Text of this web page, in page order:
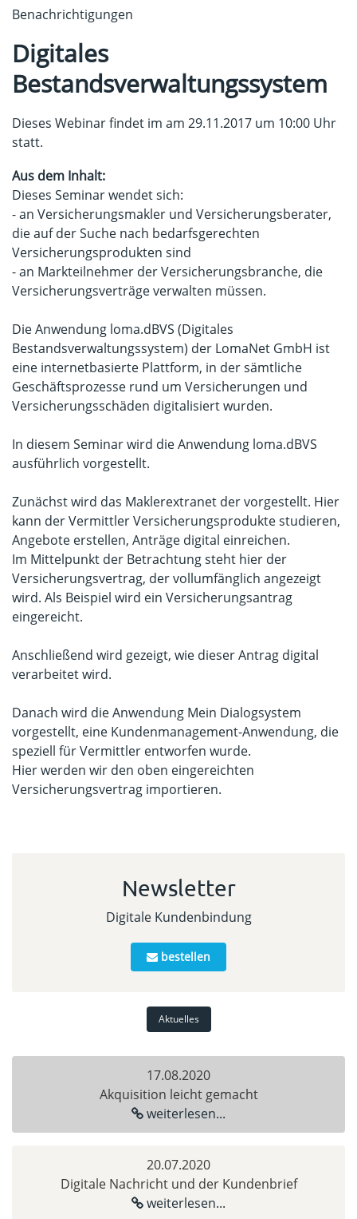
Benachrichtigungen
Digitales
Bestandsverwaltungssystem
Dieses Webinar findet im am 29.11.2017 um 10:00 Uhr
statt.
Aus dem Inhalt:
Dieses Seminar wendet sich:
- an Versicherungsmakler und Versicherungsberater,
die auf der Suche nach bedarfsgerechten
Versicherungsprodukten sind
- an Markteilnehmer der Versicherungsbranche, die
Versicherungsverträge verwalten müssen.
Die Anwendung loma.dBVS (Digitales
Bestandsverwaltungssystem) der LomaNet GmbH ist
eine internetbasierte Plattform, in der sämtliche
Geschäftsprozesse rund um Versicherungen und
Versicherungsschäden digitalisiert wurden.
In diesem Seminar wird die Anwendung loma.dBVS
ausführlich vorgestellt.
Zunächst wird das Maklerextranet der vorgestellt. Hier
kann der Vermittler Versicherungsprodukte studieren,
Angebote erstellen, Anträge digital einreichen.
Im Mittelpunkt der Betrachtung steht hier der
Versicherungsvertrag, der vollumfänglich angezeigt
wird. Als Beispiel wird ein Versicherungsantrag
eingereicht.
Anschließend wird gezeigt, wie dieser Antrag digital
verarbeitet wird.
Danach wird die Anwendung Mein Dialogsystem
vorgestellt, eine Kundenmanagement-Anwendung, die
speziell für Vermittler entworfen wurde.
Hier werden wir den oben eingereichten
Versicherungsvertrag importieren.
Newsletter
Digitale Kundenbindung
bestellen
Aktuelles
17.08.2020
Akquisition leicht gemacht
weiterlesen...
20.07.2020
Digitale Nachricht und der Kundenbrief
weiterlesen...